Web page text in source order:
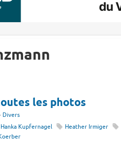
les photos
Divers
Hanka Kupfernagel Heather Irmiger